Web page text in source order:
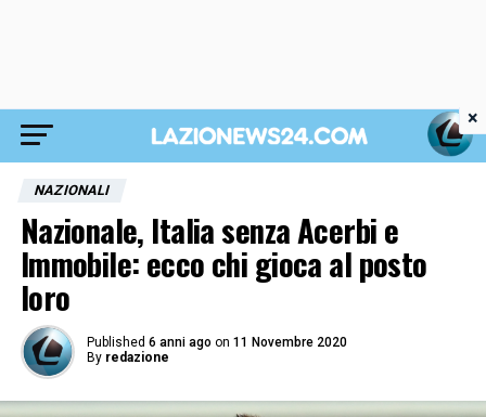
NAZIONALI
Nazionale, Italia senza Acerbi e
Immobile: ecco chi gioca al posto
loro
Published 6 anni ago on 11 Novembre 2020
By redazione
×